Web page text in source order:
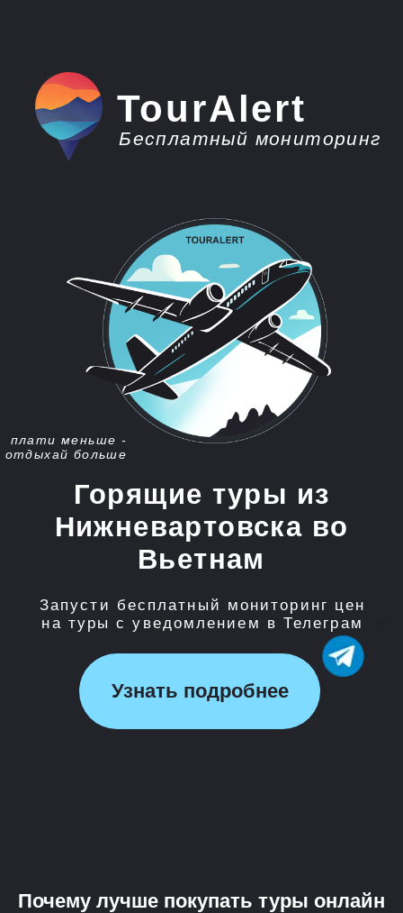
Горящие туры из
Нижневартовска во
Вьетнам
Запусти бесплатный мониторинг цен
на туры с уведомлением в Телеграм
Узнать подробнее
TourAlert
Бесплатный мониторинг
Почему лучше покупать туры онлайн